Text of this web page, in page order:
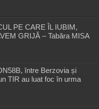
PE CARE ÎL IUBIM,
GRIJĂ – Tabăra MISA
între Berzovia și
TIR au luat foc în urma